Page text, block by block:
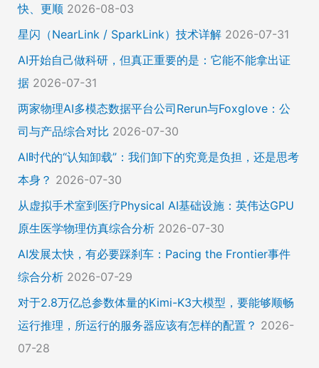
快、更顺 2026-08-03
星闪（NearLink / SparkLink）技术详解 2026-07-31
AI开始自己做科研，但真正重要的是：它能不能拿出证
据 2026-07-31
两家物理AI多模态数据平台公司Rerun与Foxglove：公
司与产品综合对比 2026-07-30
AI时代的“认知卸载”：我们卸下的究竟是负担，还是思考
本身？ 2026-07-30
从虚拟手术室到医疗Physical AI基础设施：英伟达GPU
原生医学物理仿真综合分析 2026-07-30
AI发展太快，有必要踩刹车：Pacing the Frontier事件
综合分析 2026-07-29
对于2.8万亿总参数体量的Kimi-K3大模型，要能够顺畅
运行推理，所运行的服务器应该有怎样的配置？ 2026-
07-28